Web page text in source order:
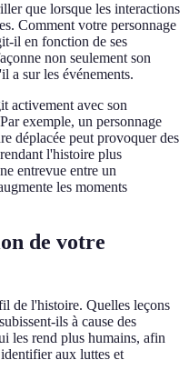
que lorsque les interactions
Comment votre personnage
il en fonction de ses
non seulement son
a sur les événements.
activement avec son
exemple, un personnage
déplacée peut provoquer des
l'histoire plus
entrevue entre un
les moments
de votre
de l'histoire. Quelles leçons
ils à cause des
les rend plus humains, afin
aux luttes et